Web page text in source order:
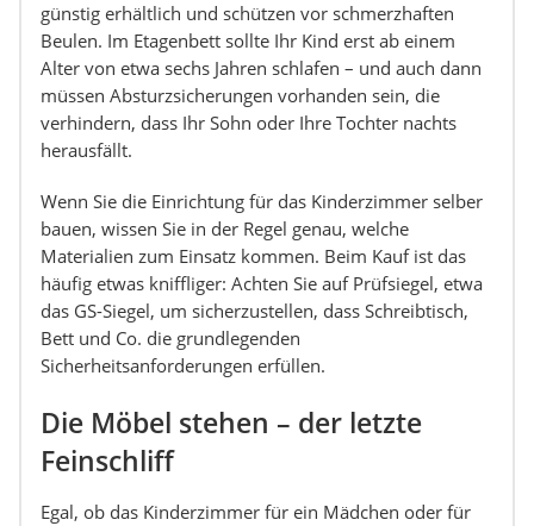
günstig erhältlich und schützen vor schmerzhaften
Beulen. Im Etagenbett sollte Ihr Kind erst ab einem
Alter von etwa sechs Jahren schlafen – und auch dann
müssen Absturzsicherungen vorhanden sein, die
verhindern, dass Ihr Sohn oder Ihre Tochter nachts
herausfällt.
Wenn Sie die Einrichtung für das Kinderzimmer selber
bauen, wissen Sie in der Regel genau, welche
Materialien zum Einsatz kommen. Beim Kauf ist das
häufig etwas kniffliger: Achten Sie auf Prüfsiegel, etwa
das GS-Siegel, um sicherzustellen, dass Schreibtisch,
Bett und Co. die grundlegenden
Sicherheitsanforderungen erfüllen.
Die Möbel stehen – der letzte
Feinschliff
Egal, ob das Kinderzimmer für ein Mädchen oder für